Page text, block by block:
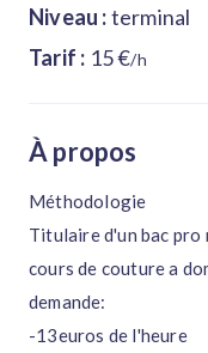
Niveau :terminal
Tarif : 15 €/h
À propos
Méthodologie
Titulaire d'un bac pro
cours de couture a
demande:
-13euros de l'heure